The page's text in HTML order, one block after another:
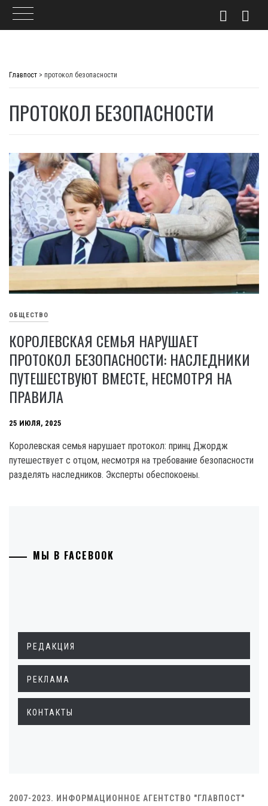
Главпост > протокол безопасности
ПРОТОКОЛ БЕЗОПАСНОСТИ
ОБЩЕСТВО
КОРОЛЕВСКАЯ СЕМЬЯ НАРУШАЕТ
ПРОТОКОЛ БЕЗОПАСНОСТИ: НАСЛЕДНИКИ
ПУТЕШЕСТВУЮТ ВМЕСТЕ, НЕСМОТРЯ НА
ПРАВИЛА
25 ИЮЛЯ, 2025
Королевская семья нарушает протокол: принц Джордж
путешествует с отцом, несмотря на требование безопасности
разделять наследников. Эксперты обеспокоены.
МЫ В FACEBOOK
РЕДАКЦИЯ
РЕКЛАМА
КОНТАКТЫ
2007-2023. ИНФОРМАЦИОННОЕ АГЕНТСТВО "ГЛАВПОСТ"